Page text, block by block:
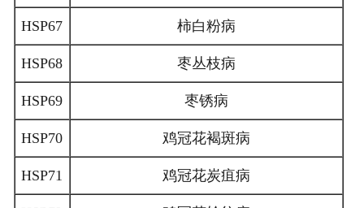
HSP67 柿白粉病
HSP68 枣丛枝病
HSP69 枣锈病
HSP70 鸡冠花褐斑病
HSP71 鸡冠花炭疽病